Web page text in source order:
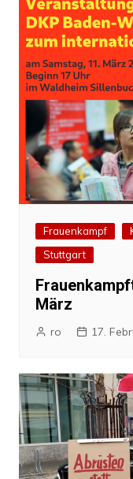
Frauenkampf
Stuttgart
März
ro 17.